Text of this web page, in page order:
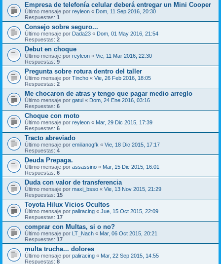
Empresa de telefonía celular deberá entregar un Mini Cooper
Último mensaje por reyleon « Dom, 11 Sep 2016, 20:30
Respuestas: 1
Consejo sobre seguro...
Último mensaje por Dada23 « Dom, 01 May 2016, 21:54
Respuestas: 2
Debut en choque
Último mensaje por reyleon « Vie, 11 Mar 2016, 22:30
Respuestas: 9
Pregunta sobre rotura dentro del taller
Último mensaje por Tincho « Vie, 26 Feb 2016, 18:05
Respuestas: 2
Me chocaron de atras y tengo que pagar medio arreglo
Último mensaje por gatul « Dom, 24 Ene 2016, 03:16
Respuestas: 6
Choque con moto
Último mensaje por reyleon « Mar, 29 Dic 2015, 17:39
Respuestas: 6
Tracto abreviado
Último mensaje por emilianogfk « Vie, 18 Dic 2015, 17:17
Respuestas: 4
Deuda Prepaga.
Último mensaje por assassino « Mar, 15 Dic 2015, 16:01
Respuestas: 6
Duda con valor de transferencia
Último mensaje por maxi_bsso « Vie, 13 Nov 2015, 21:29
Respuestas: 15
Toyota Hilux Vicios Ocultos
Último mensaje por paliracing « Jue, 15 Oct 2015, 22:09
Respuestas: 17
comprar con Multas, si o no?
Último mensaje por LT_Nach « Mar, 06 Oct 2015, 20:21
Respuestas: 17
multa trucha... dolores
Último mensaje por paliracing « Mar, 22 Sep 2015, 14:55
Respuestas: 8